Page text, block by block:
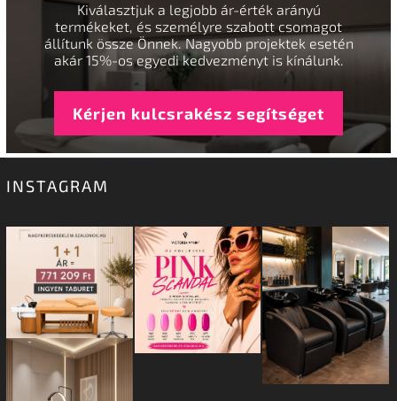
Kiválasztjuk a legjobb ár-érték arányú
termékeket, és személyre szabott csomagot
állítunk össze Önnek. Nagyobb projektek esetén
akár 15%-os egyedi kedvezményt is kínálunk.
Kérjen kulcsrakész segítséget
INSTAGRAM